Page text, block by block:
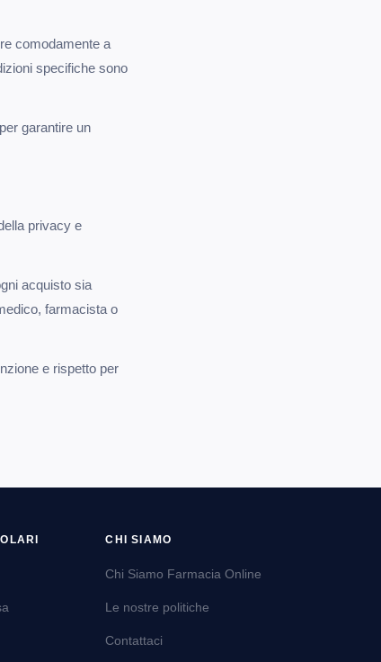
comodamente a
specifiche sono
garantire un
privacy e
acquisto sia
farmacista o
e rispetto per
CHI SIAMO
Chi Siamo Farmacia Online
Le nostre politiche
Contattaci